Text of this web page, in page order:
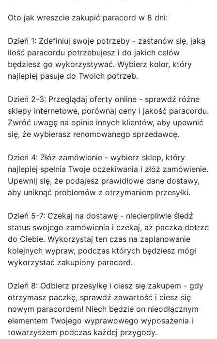
Oto jak wreszcie zakupić paracord w 8 dni:
Dzień 1: Zdefiniuj swoje potrzeby - zastanów się, jaką
ilość paracordu potrzebujesz i do jakich celów
będziesz go wykorzystywać. Wybierz kolor, który
najlepiej pasuje do Twoich potrzeb.
Dzień 2-3: Przeglądaj oferty online - sprawdź różne
sklepy internetowe, porównaj ceny i jakość paracordu.
Zwróć uwagę na opinie innych klientów, aby upewnić
się, że wybierasz renomowanego sprzedawcę.
Dzień 4: Złóż zamówienie - wybierz sklep, który
najlepiej spełnia Twoje oczekiwania i złóż zamówienie.
Upewnij się, że podajesz prawidłowe dane dostawy,
aby uniknąć problemów z otrzymaniem przesyłki.
Dzień 5-7: Czekaj na dostawę - niecierpliwie śledź
status swojego zamówienia i czekaj, aż paczka dotrze
do Ciebie. Wykorzystaj ten czas na zaplanowanie
kolejnych wypraw, podczas których będziesz mógł
wykorzystać zakupiony paracord.
Dzień 8: Odbierz przesyłkę i ciesz się zakupem - gdy
otrzymasz paczkę, sprawdź zawartość i ciesz się
nowym paracordem! Niech będzie on nieodłącznym
elementem Twojego wyprawowego wyposażenia i
towarzyszem podczas każdej przygody.